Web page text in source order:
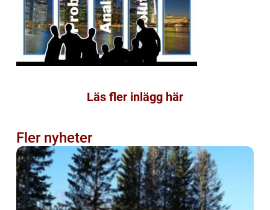
Läs fler inlägg här
Fler nyheter